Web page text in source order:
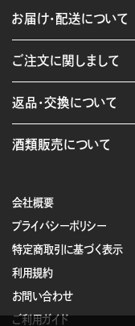
会社概要
プライバシーポリシー
特定商取引に基づく表示
利用規約
お問い合わせ
ご利用ガイド
お届け・配送について
ご注文に関しまして
返品・交換について
酒類販売について